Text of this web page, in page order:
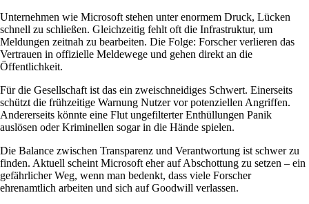
Unternehmen wie Microsoft stehen unter enormem Druck, Lücken
schnell zu schließen. Gleichzeitig fehlt oft die Infrastruktur, um
Meldungen zeitnah zu bearbeiten. Die Folge: Forscher verlieren das
Vertrauen in offizielle Meldewege und gehen direkt an die
Öffentlichkeit.
Für die Gesellschaft ist das ein zweischneidiges Schwert. Einerseits
schützt die frühzeitige Warnung Nutzer vor potenziellen Angriffen.
Andererseits könnte eine Flut ungefilterter Enthüllungen Panik
auslösen oder Kriminellen sogar in die Hände spielen.
Die Balance zwischen Transparenz und Verantwortung ist schwer zu
finden. Aktuell scheint Microsoft eher auf Abschottung zu setzen – ein
gefährlicher Weg, wenn man bedenkt, dass viele Forscher
ehrenamtlich arbeiten und sich auf Goodwill verlassen.